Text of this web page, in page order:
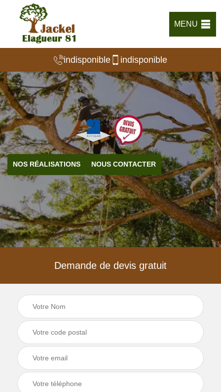
MENU
indisponible indisponible
NOS RÉALISATIONS NOUS CONTACTER
Demande de devis gratuit